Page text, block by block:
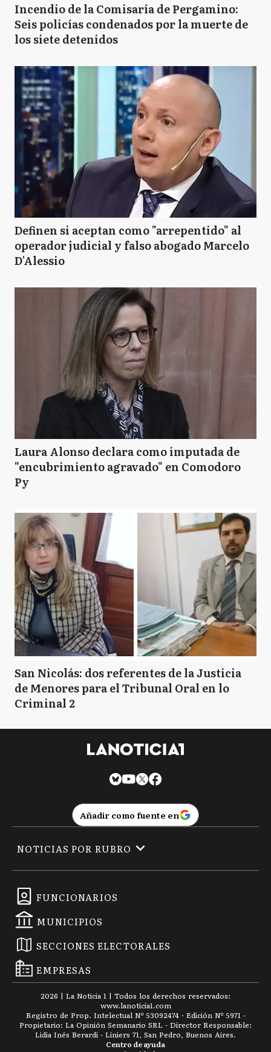
Incendio de la Comisaría de Pergamino:
Seis policías condenados por la muerte de
los siete detenidos
Definen si aceptan como "arrepentido" al
operador judicial y falso abogado Marcelo
D'Alessio
Laura Alonso declara como imputada de
"encubrimiento agravado" en Comodoro
Py
San Nicolás: dos referentes de la Justicia
de Menores para el Tribunal Oral en lo
Criminal 2
Añadir como fuente en
FUNCIONARIOS
MUNICIPIOS
SECCIONES ELECTORALES
EMPRESAS
NOTICIAS POR RUBRO
2026 | La Noticia 1 | Todos los derechos reservados:
www.lanoticia1.com
Registro de Prop. Intelectual Nº 53092474 · Edición Nº 5971 -
Propietario: La Opinión Semanario SRL - Director Responsable:
Lidia Inés Berardi - Liniers 71, San Pedro, Buenos Aires.
Centro de ayuda